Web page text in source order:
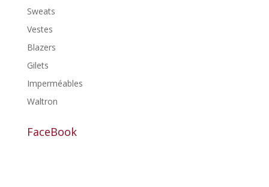
Sweats
Vestes
Blazers
Gilets
Imperméables
Waltron
FaceBook